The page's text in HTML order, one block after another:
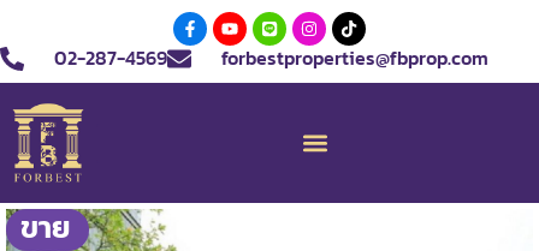
02-287-4569 forbestproperties@fbprop.com
ขาย